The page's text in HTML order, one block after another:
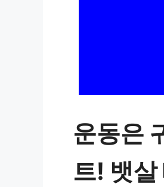
운동은
트! 뱃